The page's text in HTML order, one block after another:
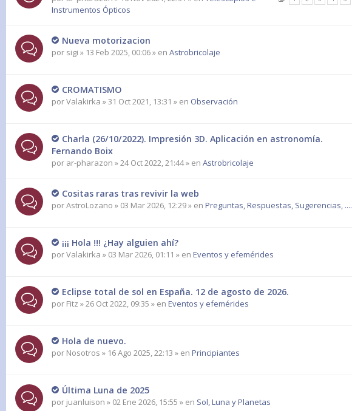
Instrumentos Ópticos
Nueva motorizacion
por sigi » 13 Feb 2025, 00:06 » en Astrobricolaje
CROMATISMO
porValakirka » 31 Oct 2021, 13:31 » en Observación
Charla (26/10/2022). Impresión 3D. Aplicación en astronomía.
Fernando Boix
por ar-pharazon » 24 Oct 2022, 21:44 » en Astrobricolaje
Cositas raras tras revivir la web
porAstroLozano » 03 Mar 2026, 12:29 » en Preguntas, Respuestas, Sugerencias, ....
¡¡¡ Hola !!! ¿Hay alguien ahí?
porValakirka » 03 Mar 2026, 01:11 » en Eventos y efemérides
Eclipse total de sol en España. 12 de agosto de 2026.
por Fitz » 26 Oct 2022, 09:35 » en Eventos y efemérides
Hola de nuevo.
por Nosotros » 16 Ago 2025, 22:13 » en Principiantes
Última Luna de 2025
por juanluison » 02 Ene 2026, 15:55 » en Sol, Luna y Planetas